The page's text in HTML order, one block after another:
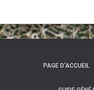
PAGE D’ACCUEIL